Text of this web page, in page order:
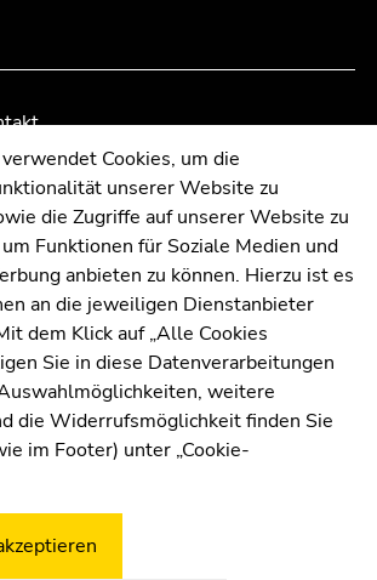
Öffentlichkeitsarbeit
Graz
Cookies, um die
unserer Website zu
die Zugriffe auf unserer Website zu
Funktionen für Soziale Medien und
anbieten zu können. Hierzu ist es
an die jeweiligen Dienstanbieter
dem Klick auf „Alle Cookies
Sie in diese Datenverarbeitungen
weitere
die Widerrufsmöglichkeit finden Sie
im Footer) unter „Cookie-